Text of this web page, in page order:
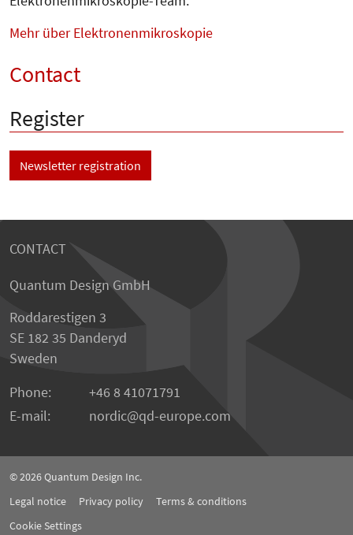
Mehr über Elektronenmikroskopie
Contact
Register
Newsletter registration
CONTACT
Quantum Design GmbH
Roddarestigen 3
SE 182 35 Danderyd
Sweden
Phone:
+46 8 41071791
E-mail:
nordic qd-europe.com
© 2026Quantum Design Inc.
Legal notice
Privacy policy
Terms & conditions
Cookie Settings